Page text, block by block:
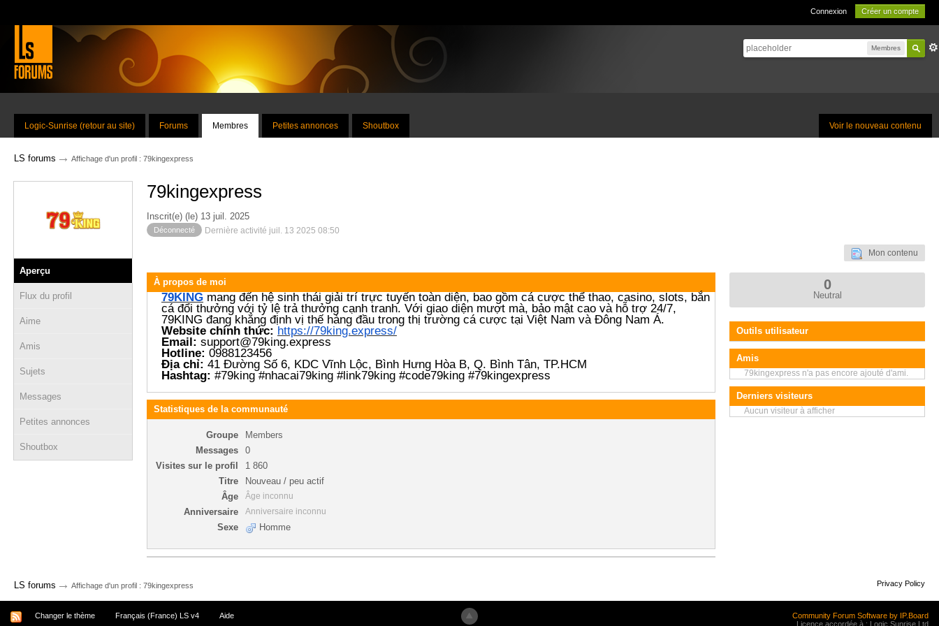
Connexion Créer un compte
Membres
Voir le nouveau contenu
Logic-Sunrise (retour au site) Forums Membres Petites annonces Shoutbox
LS forums → Affichage d'un profil : 79kingexpress
Aperçu
Flux du profil
Aime
Amis
Sujets
Messages
Petites annonces
Shoutbox
79kingexpress
Inscrit(e) (le) 13 juil. 2025
Déconnecté Dernière activité juil. 13 2025 08:50
Mon contenu
À propos de moi
79KING mang đến hệ sinh thái giải trí trực tuyến toàn diện, bao gồm cá cược thể thao, casino, slots, bắn
cá đổi thưởng với tỷ lệ trả thưởng cạnh tranh. Với giao diện mượt mà, bảo mật cao và hỗ trợ 24/7,
79KING đang khẳng định vị thế hàng đầu trong thị trường cá cược tại Việt Nam và Đông Nam Á.
Website chính thức: https://79king.express/
Email: support@79king.express
Hotline: 0988123456
Địa chỉ: 41 Đường Số 6, KDC Vĩnh Lộc, Bình Hưng Hòa B, Q. Bình Tân, TP.HCM
Hashtag: #79king #nhacai79king #link79king #code79king #79kingexpress
Statistiques de la communauté
Groupe
Members
Messages
0
Visites sur le profil
1 860
Titre
Nouveau / peu actif
Âge
Âge inconnu
Anniversaire Anniversaire inconnu
Sexe Homme
0
Neutral
Outils utilisateur
Amis
79kingexpress n'a pas encore ajouté d'ami.
Derniers visiteurs
Aucun visiteur à afficher
LS forums → Affichage d'un profil : 79kingexpress Privacy Policy
Changer le thème Français (France) LS v4 Aide
Community Forum Software by IP.Board
Licence accordée à : Logic Sunrise Ltd